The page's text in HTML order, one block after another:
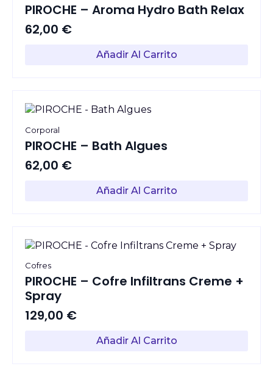
PIROCHE – Aroma Hydro Bath Relax
62,00 €
Añadir Al Carrito
Corporal
PIROCHE – Bath Algues
62,00 €
Añadir Al Carrito
Cofres
PIROCHE – Cofre Infiltrans Creme +
Spray
129,00 €
Añadir Al Carrito